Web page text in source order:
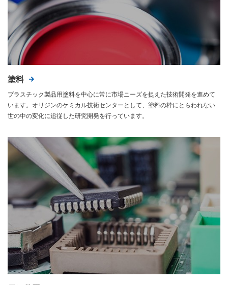
塗料
プラスチック製品用塗料を中心に常に市場ニーズを捉えた技術開発を進めて
います。オリジンのケミカル技術センターとして、塗料の枠にとらわれない
世の中の変化に追従した研究開発を行っています。